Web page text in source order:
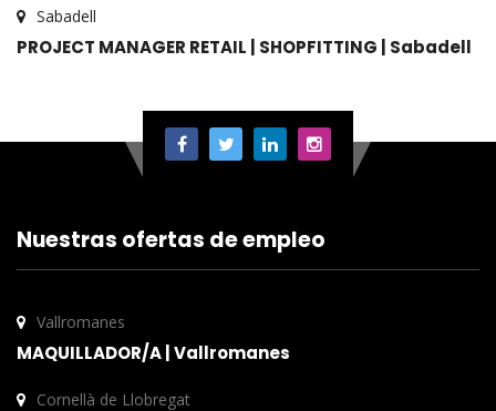
Sabadell
PROJECT MANAGER RETAIL | SHOPFITTING | Sabadell
Nuestras ofertas de empleo
Vallromanes
MAQUILLADOR/A | Vallromanes
Cornellà de Llobregat